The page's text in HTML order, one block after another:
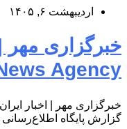
اردیبهشت ۶, ۱۴۰۵
خبرگزاری مهر |
Agency
گزارش پایگاه